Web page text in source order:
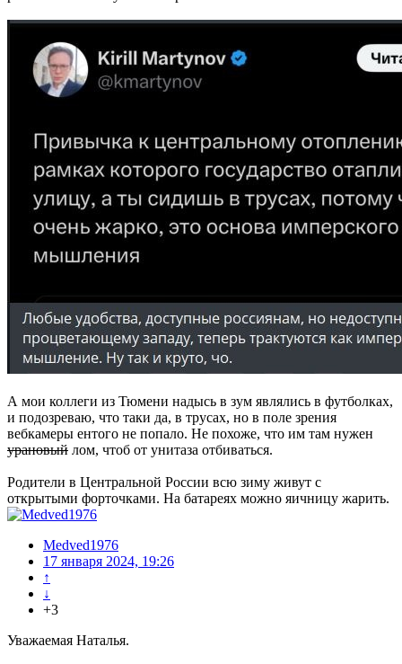
А мои коллеги из Тюмени надысь в зум являлись в футболках,
и подозреваю, что таки да, в трусах, но в поле зрения
вебкамеры ентого не попало. Не похоже, что им там нужен
урановый лом, чтоб от унитаза отбиваться.
Родители в Центральной России всю зиму живут с
открытыми форточками. На батареях можно яичницу жарить.
Medved1976
17 января 2024, 19:26
↑
↓
+3
Уважаемая Наталья.